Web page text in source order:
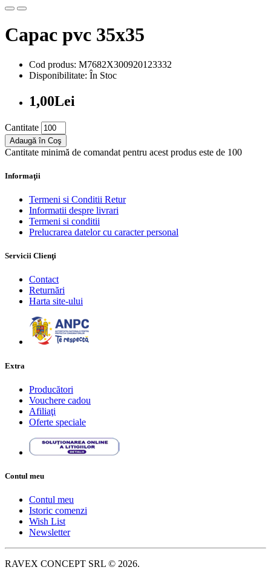
Capac pvc 35x35
Cod produs: M7682X300920123332
Disponibilitate: În Stoc
1,00Lei
Cantitate
Adaugă în Coş
Cantitate minimă de comandat pentru acest produs este de 100
Informaţii
Termeni si Conditii Retur
Informatii despre livrari
Termeni si conditii
Prelucrarea datelor cu caracter personal
Servicii Clienţi
Contact
Returnări
Harta site-ului
Extra
Producători
Vouchere cadou
Afiliaţi
Oferte speciale
Contul meu
Contul meu
Istoric comenzi
Wish List
Newsletter
RAVEX CONCEPT SRL © 2026.